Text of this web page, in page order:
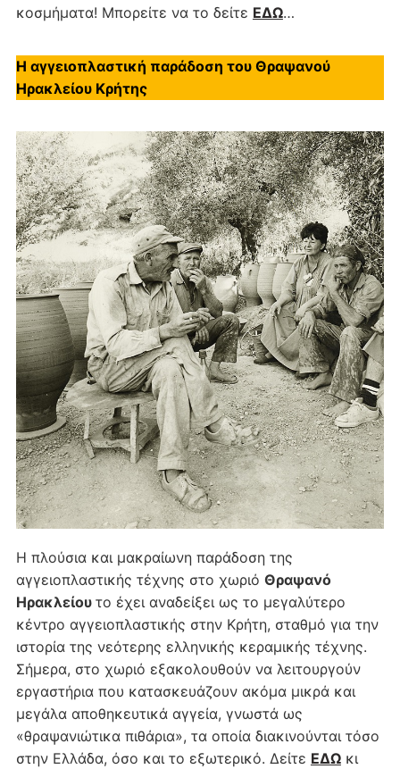
κοσμήματα! Μπορείτε να το δείτε ΕΔΩ…
Η αγγειοπλαστική παράδοση του Θραψανού
Ηρακλείου Κρήτης
Η πλούσια και μακραίωνη παράδοση της
αγγειοπλαστικής τέχνης στο χωριό Θραψανό
Ηρακλείου το έχει αναδείξει ως το μεγαλύτερο
κέντρο αγγειοπλαστικής στην Κρήτη, σταθμό για την
ιστορία της νεότερης ελληνικής κεραμικής τέχνης.
Σήμερα, στο χωριό εξακολουθούν να λειτουργούν
εργαστήρια που κατασκευάζουν ακόμα μικρά και
μεγάλα αποθηκευτικά αγγεία, γνωστά ως
«θραψανιώτικα πιθάρια», τα οποία διακινούνται τόσο
στην Ελλάδα, όσο και το εξωτερικό. Δείτε ΕΔΩκι